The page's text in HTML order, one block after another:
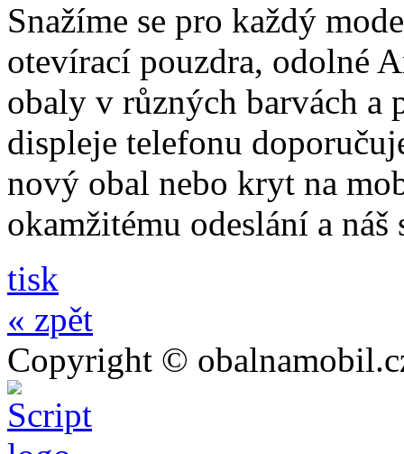
Snažíme se pro každý
otevírací pouzdra, odolné
obaly v různých barvách a
displeje telefonu
nový obal nebo kryt na
okamžitému odeslání a
tisk
« zpět
Copyright ©